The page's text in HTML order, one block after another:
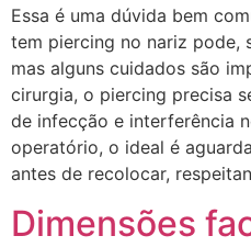
Essa é uma dúvida bem
tem piercing no nariz
mas alguns cuidados são
cirurgia, o piercing precisa
de infecção e interferência
operatório, o ideal é
antes de recolocar,
Dimensões